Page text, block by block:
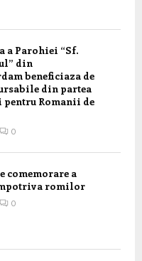
a Parohiei “Sf.
din
beneficiaza de
din partea
pentru Romanii de
0
comemorare a
romilor
0